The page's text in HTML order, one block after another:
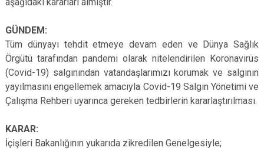
GÜNDEM:
Tüm dünyayı tehdit etmeye devam eden ve Dünya Sağlık
Örgütü tarafından pandemi olarak nitelendirilen Koronavirüs
(Covid-19) salgınından vatandaşlarımızı korumak ve salgının
yayılmasını engellemek amacıyla Covid-19 Salgın Yönetimi ve
Çalışma Rehberi uyarınca gereken tedbirlerin kararlaştırılması.
KARAR:
İçişleri Bakanlığının yukarıda zikredilen Genelgesiyle;